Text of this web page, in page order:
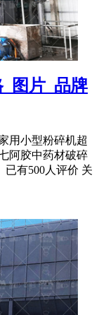
_图片_品牌
用小型粉碎机超
阿胶中药材破碎
已有500人评价 关